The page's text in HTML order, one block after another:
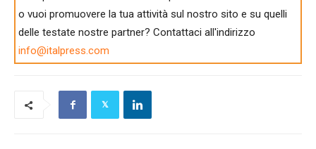
o vuoi promuovere la tua attività sul nostro sito e su quelli
delle testate nostre partner? Contattaci all'indirizzo
info@italpress.com